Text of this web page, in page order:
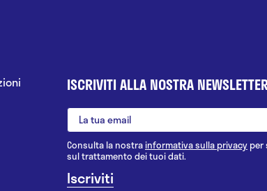
ISCRIVITI ALLA NOSTRA
Consulta la nostrainformativa sulla privacy per
sul trattamento dei tuoi dati.